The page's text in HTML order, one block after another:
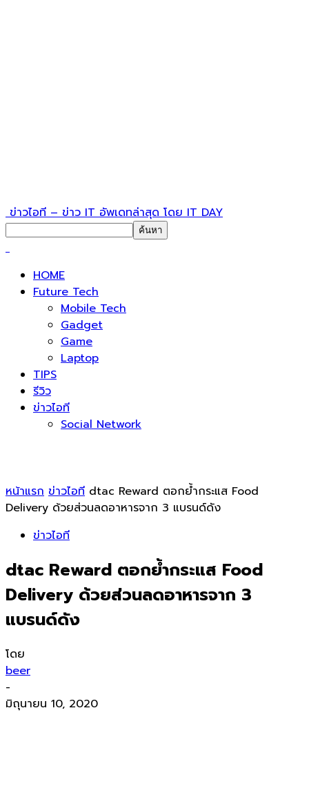
ข่าวไอที – ข่าว IT อัพเดทล่าสุด โดย IT DAY
HOME
Future Tech
Mobile Tech
Gadget
Game
Laptop
TIPS
รีวิว
ข่าวไอที
Social Network
หน้าแรก ข่าวไอที dtac Reward ตอกย้ำกระแส Food
Delivery ด้วยส่วนลดอาหารจาก 3 แบรนด์ดัง
ข่าวไอที
dtac Reward ตอกย้ำกระแส Food
Delivery ด้วยส่วนลดอาหารจาก 3
แบรนด์ดัง
โดย
beer
-
มิถุนายน 10, 2020